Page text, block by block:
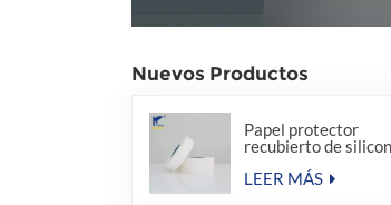
Nuevos Productos
Papel protector
recubierto de
LEER MÁS